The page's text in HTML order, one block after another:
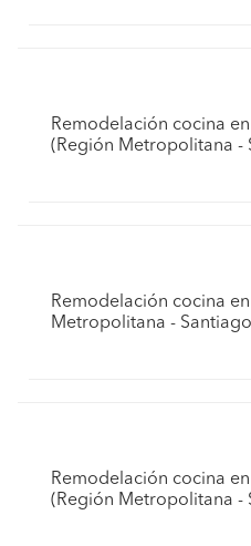
Remodelación cocina
(Región Metropolitana -
Remodelación cocina
Metropolitana -
Remodelación cocina
(Región Metropolitana -